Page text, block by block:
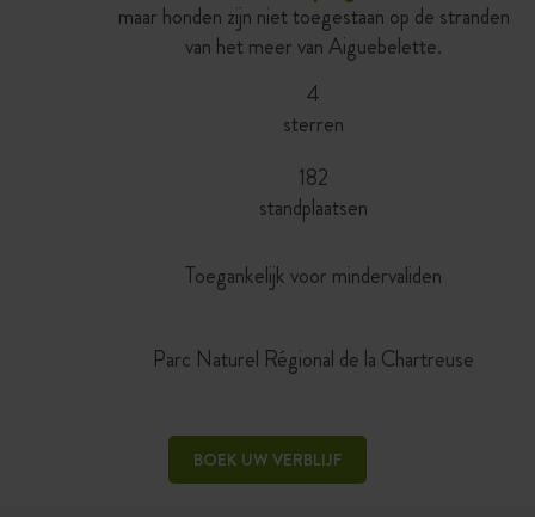
maar honden zijn niet toegestaan op de stranden
van het meer van Aiguebelette.
4
sterren
182
standplaatsen
Toegankelijk voor mindervaliden
Parc Naturel Régional de la Chartreuse
BOEK UW VERBLIJF